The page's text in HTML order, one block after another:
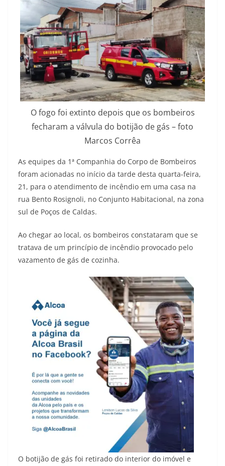
O fogo foi extinto depois que os bombeiros
fecharam a válvula do botijão de gás – foto
Marcos Corrêa
As equipes da 1ª Companhia do Corpo de Bombeiros
foram acionadas no início da tarde desta quarta-feira,
21, para o atendimento de incêndio em uma casa na
rua Bento Rosignoli, no Conjunto Habitacional, na zona
sul de Poços de Caldas.
Ao chegar ao local, os bombeiros constataram que se
tratava de um princípio de incêndio provocado pelo
vazamento de gás de cozinha.
O botijão de gás foi retirado do interior do imóvel e